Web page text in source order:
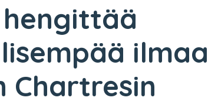
Chartresin